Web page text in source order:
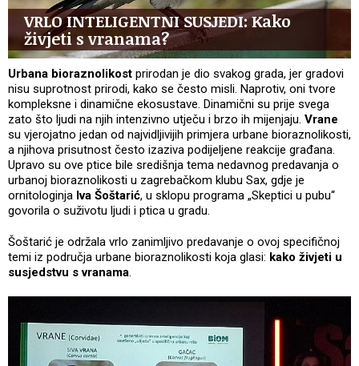
VRLO INTELIGENTNI SUSJEDI: Kako
živjeti s vranama?
Urbana bioraznolikost prirodan je dio svakog grada, jer gradovi
nisu suprotnost prirodi, kako se često misli. Naprotiv, oni tvore
kompleksne i dinamične ekosustave. Dinamični su prije svega
zato što ljudi na njih intenzivno utječu i brzo ih mijenjaju. Vrane
su vjerojatno jedan od najvidljivijih primjera urbane bioraznolikosti,
a njihova prisutnost često izaziva podijeljene reakcije građana.
Upravo su ove ptice bile središnja tema nedavnog predavanja o
urbanoj bioraznolikosti u zagrebačkom klubu Sax, gdje je
ornitologinja Iva Šoštarić, u sklopu programa „Skeptici u pubu“
govorila o suživotu ljudi i ptica u gradu.
Šoštarić je održala vrlo zanimljivo predavanje o ovoj specifičnoj
temi iz područja urbane bioraznolikosti koja glasi: kako živjeti u
susjedstvu s vranama.